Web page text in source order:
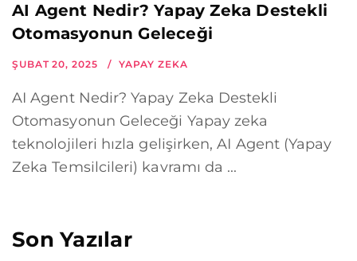
AI Agent Nedir? Yapay Zeka Destekli
Otomasyonun Geleceği
ŞUBAT 20, 2025 YAPAY ZEKA
AI Agent Nedir? Yapay Zeka Destekli
Otomasyonun Geleceği Yapay zeka
teknolojileri hızla gelişirken, AI Agent (Yapay
Zeka Temsilcileri) kavramı da ...
Son Yazılar